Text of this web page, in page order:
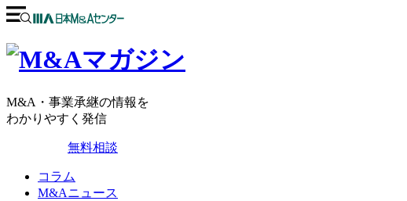
M&A・事業承継の情報を
わかりやすく発信
無料相談
コラム
M&Aニュース